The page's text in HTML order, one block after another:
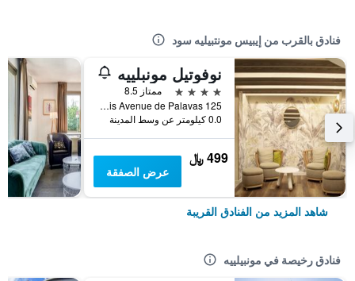
فنادق بالقرب من إيبيس مونتبيليه سود
نوفوتيل مونبلييه
4 نجوم
ممتاز 8.5
125 bis Avenue de Palavas, مونبيلييه, إقليم هيرولت, فرنسا
0.0 كيلومتر عن وسط المدينة
499 ﷼
عرض الصفقة
شاهد المزيد من الفنادق القريبة
فنادق رخيصة في مونبيلييه